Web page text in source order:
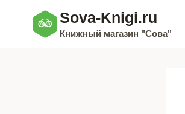
содержимому
Sova-Knigi.ru
Книжный магазин "Сова"